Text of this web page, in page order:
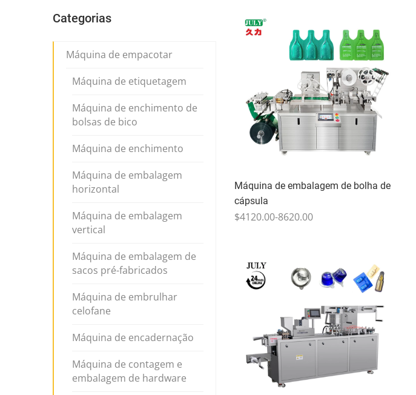
Máquina de embalagem de bolha de
cápsula
$4120.00-8620.00
Categorias
Máquina de empacotar
Máquina de etiquetagem
Máquina de enchimento de
bolsas de bico
Máquina de enchimento
Máquina de embalagem
horizontal
Máquina de embalagem
vertical
Máquina de embalagem de
sacos pré-fabricados
Máquina de embrulhar
celofane
Máquina de encadernação
Máquina de contagem e
embalagem de hardware